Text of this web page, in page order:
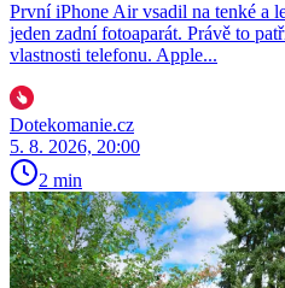
První iPhone Air vsadil na tenké a
jeden zadní fotoaparát. Právě to
vlastnosti telefonu. Apple...
Dotekomanie.cz
5. 8. 2026, 20:00
2 min